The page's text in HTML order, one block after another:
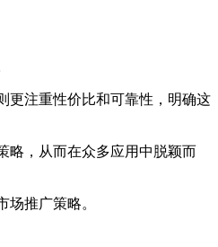
更注重性价比和可靠性，明确这
略，从而在众多应用中脱颖而
推广策略。